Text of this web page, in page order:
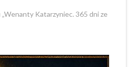
Katarzyniec. 365 dni ze